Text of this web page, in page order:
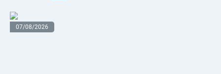
07/08/2026